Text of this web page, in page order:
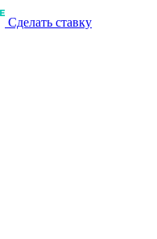
Сделать ставку